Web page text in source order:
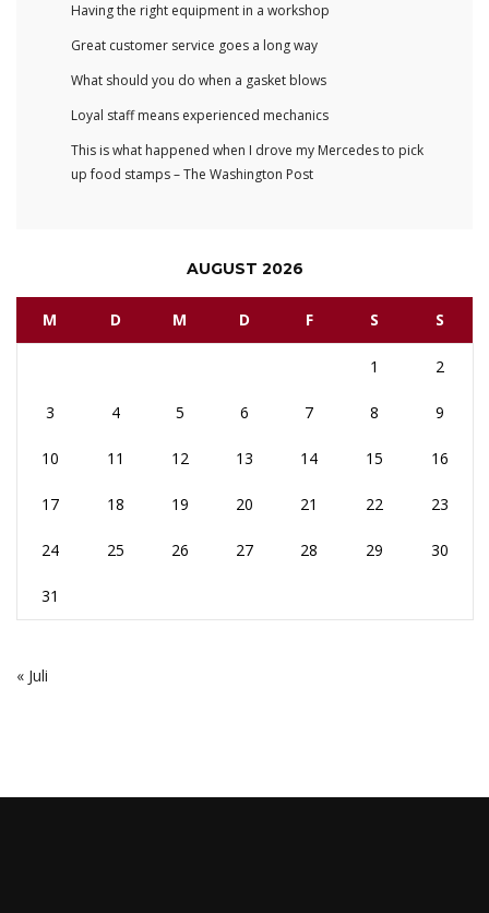
Having the right equipment in a workshop
Great customer service goes a long way
What should you do when a gasket blows
Loyal staff means experienced mechanics
This is what happened when I drove my Mercedes to pick
up food stamps – The Washington Post
AUGUST 2026
M D M D F S S
1 2
3 4 5 6 7 8 9
10 11 12 13 14 15 16
17 18 19 20 21 22 23
24 25 26 27 28 29 30
31
« Juli